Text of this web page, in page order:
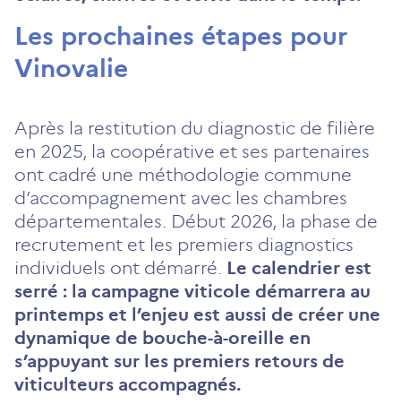
Les prochaines étapes pour
Vinovalie
Après la restitution du diagnostic de filière
en 2025, la coopérative et ses partenaires
ont cadré une méthodologie commune
d’accompagnement avec les chambres
départementales. Début 2026, la phase de
recrutement et les premiers diagnostics
individuels ont démarré. Le calendrier est
serré : la campagne viticole démarrera au
printemps et l’enjeu est aussi de créer une
dynamique de bouche-à-oreille en
s’appuyant sur les premiers retours de
viticulteurs accompagnés.